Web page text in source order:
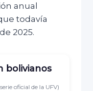
anual
todavía
2025.
bolivianos
oficial de la UFV)